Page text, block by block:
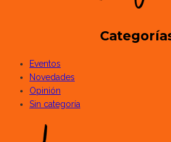
Eventos
Novedades
Opinión
Sin categoría